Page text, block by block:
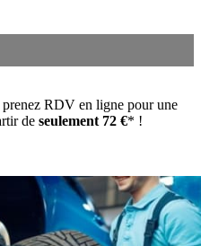
prenez RDV en ligne pour une
de seulement 72 €* !